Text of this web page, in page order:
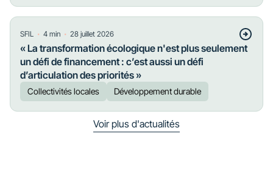
SFIL ・ 4 min ・ 28 juillet 2026
« La transformation écologique n'est plus seulement
un défi de financement : c’est aussi un défi
d’articulation des priorités »
Collectivités locales Développement durable
Voir plus d'actualités